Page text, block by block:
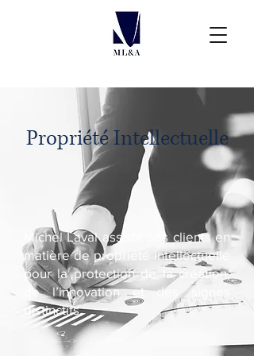
Propriété Intellectuelle
Michel Laval assiste ses clients en
matière de propriété intellectuelle
pour la protection de la création,
de l’innovation et des signes
distinctifs.